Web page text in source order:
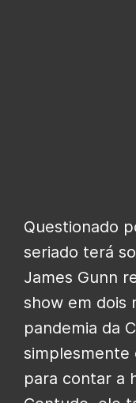
Questionado
seriado terá
James Gunn
show em dois
pandemia da
simplesmente
para contar a